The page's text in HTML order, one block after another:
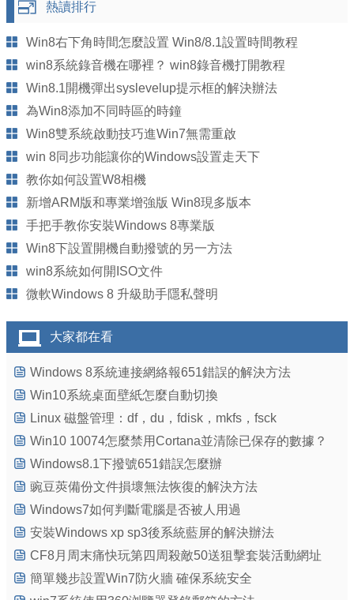
熱讀排行
Win8右下角時間怎麼設置 Win8/8.1設置時間教程
win8系統錄音機在哪裡？ win8錄音機打開教程
Win8.1開機彈出syslevelup提示框的解決辦法
為Win8添加不同時區的時鐘
Win8雙系統啟動技巧進Win7無需重啟
win 8同步功能讓你的Windows設置走天下
教你如何設置W8相機
新增ARM版和專業增強版 Win8現多版本
手把手教你安裝Windows 8專業版
Win8下設置開機自動撥號的另一方法
win8系統如何開ISO文件
微軟Windows 8 升級助手隱私聲明
大家都在看
Windows 8系統連接網絡報651錯誤的解決方法
Win10系統桌面壁紙怎麼自動切換
Linux 磁盤管理：df，du，fdisk，mkfs，fsck
Win10 10074怎麼禁用Cortana並清除已保存的數據？
Windows8.1下撥號651錯誤怎麼辦
豌豆莢備份文件損壞無法恢復的解決方法
Windows7如何判斷電腦是否被人用過
安裝Windows xp sp3後系統藍屏的解決辦法
CF8月周末痛快玩第四周殺敵50送狙擊套裝活動網址
簡單幾步設置Win7防火牆 確保系統安全